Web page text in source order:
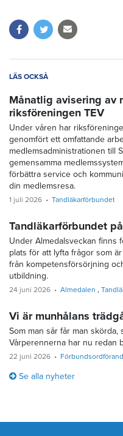
LÄS OCKSÅ
Månatlig avisering av
riksföreningen TEV
Under våren har
genomfört ett omfattande
medlemsadministrationen till
gemensamma
förbättra service och
din medlemsresa.
1 juli 2026 Tandläkarförbundet
Tandläkarförbundet
Under Almedalsveckan finns
plats för att lyfta frågor som
från kompetensförsörjning
utbildning.
24 juni 2026 Almedalen
Vi är munhålans
Som man sår får man skörda,
Vårperennerna har nu redan
22 juni 2026
Se alla nyheter